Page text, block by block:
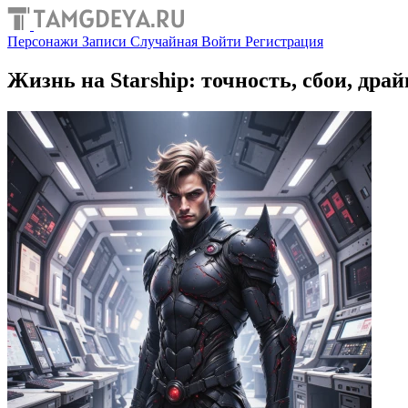
Персонажи Записи Случайная Войти Регистрация
Жизнь на Starship: точность, сбои,